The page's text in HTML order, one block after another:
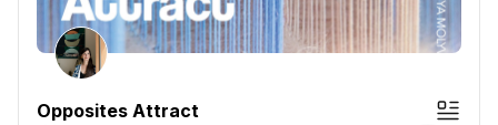
Opposites Attract